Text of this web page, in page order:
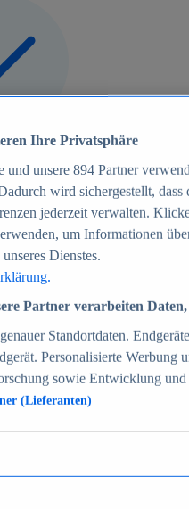
als 39.000 Online-Shops
70+
Ihre Privatsphäre
und unsere 894 Partner
wird sichergestellt,
jederzeit verwalten.
um Informationen
Dienstes.
Partner verarbeiten
Standortdaten.
Personalisierte Werbung
sowie Entwicklung
(Lieferanten)